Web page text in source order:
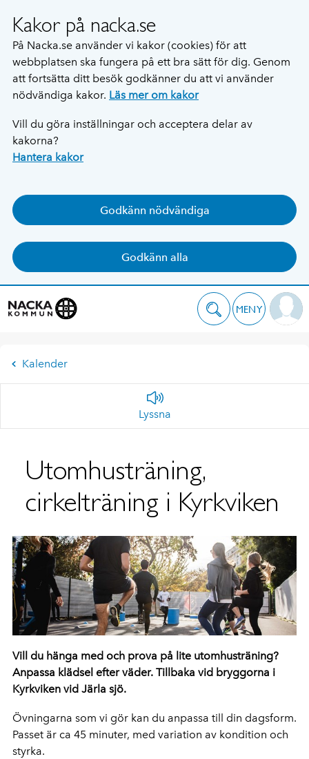
Kakor på nacka.se
På Nacka.se använder vi kakor (cookies) för att
webbplatsen ska fungera på ett bra sätt för dig. Genom
att fortsätta ditt besök godkänner du att vi använder
nödvändiga kakor. Läs mer om kakor
Vill du göra inställningar och acceptera delar av
kakorna?
Hantera kakor
Godkänn nödvändiga
Godkänn alla
MENY
Kalender
Lyssna
Utomhusträning,
cirkelträning i Kyrkviken
Vill du hänga med och prova på lite utomhusträning?
Anpassa klädsel efter väder. Tillbaka vid bryggorna i
Kyrkviken vid Järla sjö.
Övningarna som vi gör kan du anpassa till din dagsform.
Passet är ca 45 minuter, med variation av kondition och
styrka.